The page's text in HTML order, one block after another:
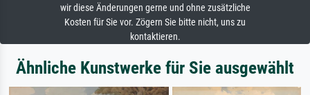
wir diese Änderungen gerne und ohne zusätzliche
Kosten für Sie vor. Zögern Sie bitte nicht, uns zu
kontaktieren.
Ähnliche Kunstwerke für Sie ausgewählt